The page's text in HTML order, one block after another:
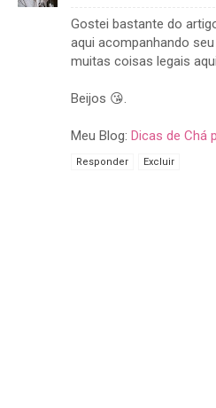
Gostei bastante do
aqui acompanhando
muitas coisas legais
Beijos 😘.
Meu Blog: Dicas de Chá
Responder Excluir